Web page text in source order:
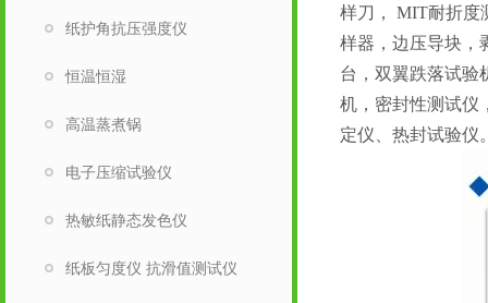
样刀， MIT耐折度
样器，边压导块，
台，双翼跌落试验
机，密封性测试仪
定仪、热封试验仪
纸护角抗压强度仪
恒温恒湿
高温蒸煮锅
电子压缩试验仪
热敏纸静态发色仪
纸板匀度仪 抗滑值测试仪